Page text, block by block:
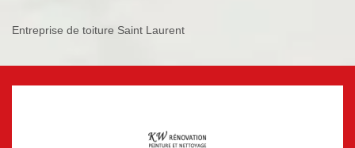
Entreprise de toiture Saint Laurent